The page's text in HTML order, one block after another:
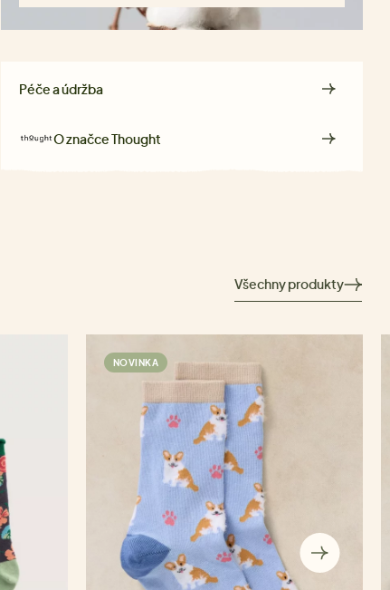
Péče a údržba
O značceThought
Všechny produkty
NOVINKA